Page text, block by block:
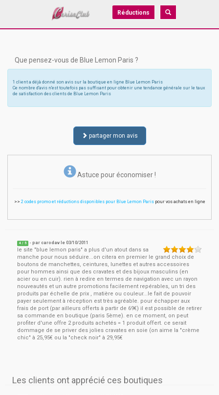
Réductions
Que pensez-vous de Blue Lemon Paris ?
1 client a déjà donné son avis sur la boutique en ligne Blue Lemon Paris
Ce nombre d'avis n'est toutefois pas suffisant pour obtenir une tendance générale sur le taux
de satisfaction des clients de Blue Lemon Paris
partager mon avis
Astuce pour économiser !
>> 2 codes promo et réductions disponibles pour Blue Lemon Parispour vos achats en ligne
4 / 5 - parcarodav le03/10/2011
le site "blue lemon paris" a plus d'un atout dans sa
manche pour nous séduire...on citera en premier le grand choix de
boutons de manchettes, ceintures, lunettes et autres accessoires
pour hommes ainsi que des cravates et des bijoux masculins (en
acier ou en cuir). rien à redire en termes de navigation avec un rayon
nouveautés et un autre promotions facilement repérables, un tri des
produits par échelle de prix , matière ou couleur...le fait de pouvoir
payer seulement à réception est très agréable. pour échapper aux
frais de port (par ailleurs offerts à partir de 69€) il est possible de retirer
sa commande en boutique (paris 5ème). en ce moment, on peut
profiter d'une offre 2 produits achetés = 1 produit offert. ce serait
dommage de se priver des jolies cravates en soie (on aime la "crème
chic" à 25,95€ ou la "check noir" à 29,95€
Les clients ont apprécié ces boutiques